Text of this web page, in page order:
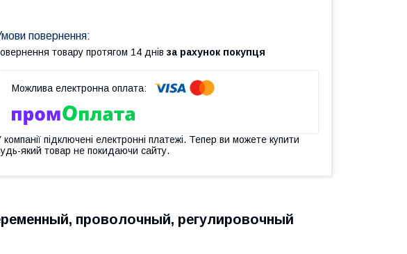
товару протягом 14 днів за рахунок покупця
компанії підключені електронні платежі. Тепер ви можете купити
який товар не покидаючи сайту.
проволочный, регулировочный